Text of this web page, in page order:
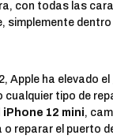
con todas las
simplemente dentro
Apple ha elevado
cualquier tipo de
12 mini,
o reparar el puerto